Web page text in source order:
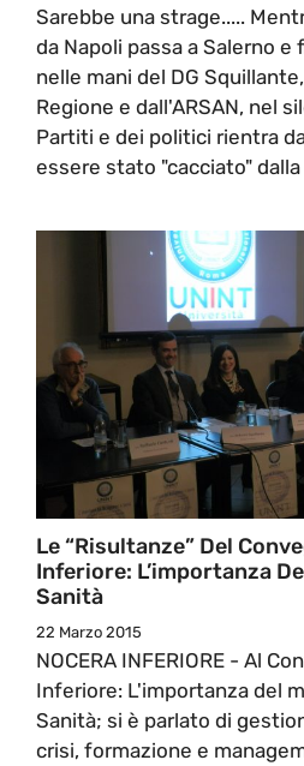
Sarebbe una strage.....
da Napoli passa a Salerno
nelle mani del DG
Regione e dall'ARSAN, nel
Partiti e dei politici rientra
essere stato "cacciato"
Le “risultanze” Del
Inferiore: L’importanza
Sanità
22 Marzo 2015
NOCERA INFERIORE - Al
Inferiore: L'importanza del
Sanità; si è parlato di
crisi, formazione e